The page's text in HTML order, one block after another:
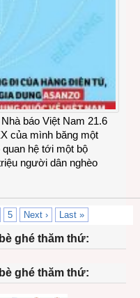
báo Việt Nam 21.6
của mình băng một
quan hệ tới một bộ
người dân nghèo
5 Next › Last »
ghé thăm thứ:
ghé thăm thứ: